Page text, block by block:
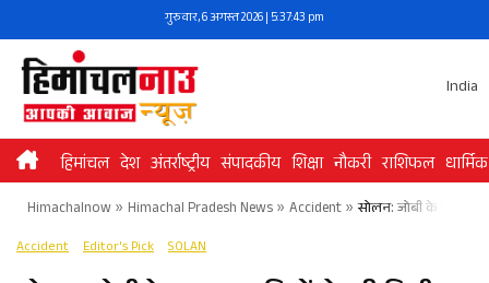
to
content
गुरुवार, 6 अगस्त 2026 | 5:37:43 pm
India
हिमांचल देश अंतर्राष्ट्रीय संपादकीय शिक्षा नौकरी राशिफल धार्मिक
Himachalnow» Himachal Pradesh News» Accident» सोलन: जोबी के पास
Accident Editor's Pick SOLAN